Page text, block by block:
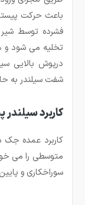
باعث حرکت
فشرده توسط
تخلیه می شود و
درپوش بالایی
شفت سیلندر به
کاربرد
کاربرد عمده
متوسطی را می
سوراخکاری و